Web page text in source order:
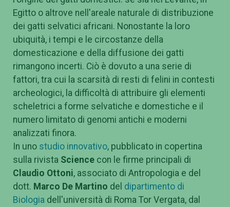
Egitto o altrove nell'areale naturale di distribuzione
dei gatti selvatici africani. Nonostante la loro
ubiquità, i tempi e le circostanze della
domesticazione e della diffusione dei gatti
rimangono incerti. Ciò è dovuto a una serie di
fattori, tra cui la scarsità di resti di felini in contesti
archeologici, la difficoltà di attribuire gli elementi
scheletrici a forme selvatiche e domestiche e il
numero limitato di genomi antichi e moderni
analizzati finora.
In uno studio innovativo, pubblicato in copertina
sulla rivista Science con le firme principali di
Claudio Ottoni, associato di Antropologia e del
dott. Marco De Martino del dipartimento di
Biologia dell'università di Roma Tor Vergata, dal